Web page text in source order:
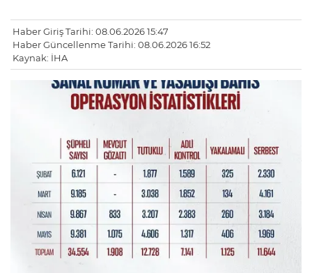
Haber Giriş Tarihi: 08.06.2026 15:47
Haber Güncellenme Tarihi: 08.06.2026 16:52
Kaynak: İHA